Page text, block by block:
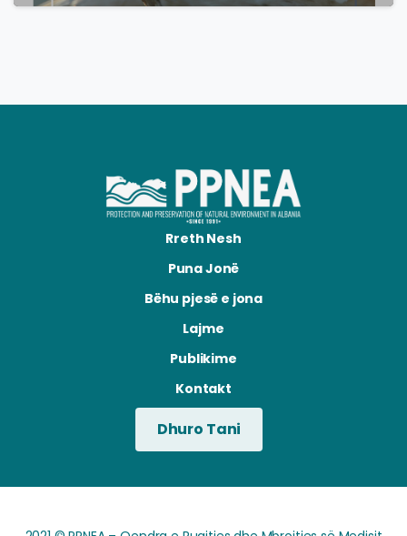
Rreth Nesh
Puna Jonë
Bëhu pjesë e jona
Lajme
Publikime
Kontakt
Dhuro Tani